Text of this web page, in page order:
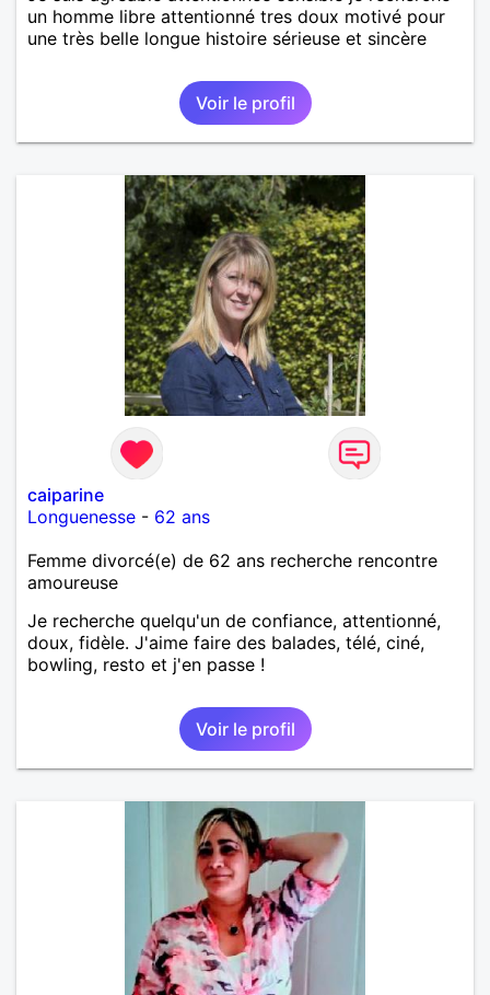
un homme libre attentionné tres doux motivé pour
une très belle longue histoire sérieuse et sincère
Voir le profil
caiparine
Longuenesse - 62 ans
Femme divorcé(e) de 62 ans recherche rencontre
amoureuse
Je recherche quelqu'un de confiance, attentionné,
doux, fidèle. J'aime faire des balades, télé, ciné,
bowling, resto et j'en passe !
Voir le profil